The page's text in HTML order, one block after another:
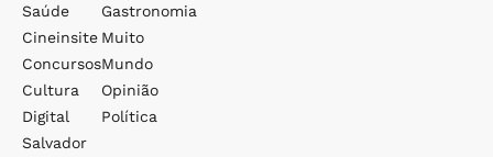
Saúde
Cineinsite
Concursos
Cultura
Digital
Salvador
Gastronomia
Muito
Mundo
Opinião
Política